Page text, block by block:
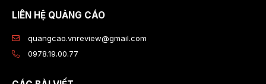
LIÊN HỆ QUẢNG CÁO
quangcao.vnreview@gmail.com
0978.19.00.77